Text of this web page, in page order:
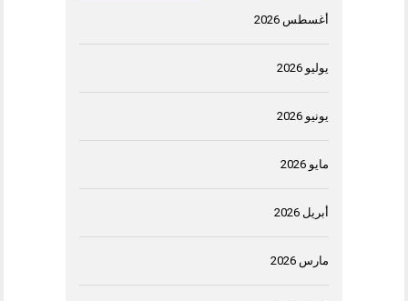
أغسطس 2026
يوليو 2026
يونيو 2026
مايو 2026
أبريل 2026
مارس 2026